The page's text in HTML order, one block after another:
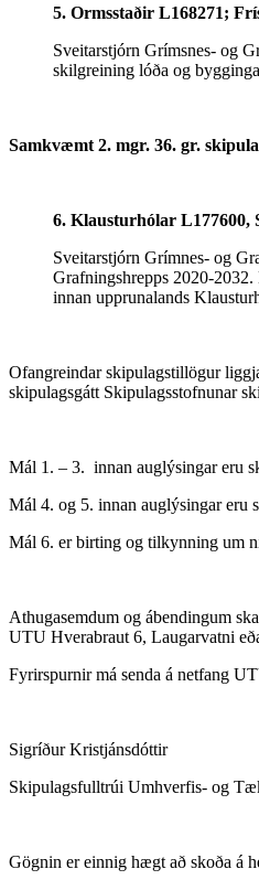
5. Ormsstaðir L168271;
Sveitarstjórn Grímsnes- og
skilgreining lóða og
Samkvæmt 2. mgr. 36. gr.
6. Klausturhólar L177600,
Sveitarstjórn Grímnes- og
Grafningshrepps 2020-
innan upprunalands
Ofangreindar skipulagstillögur
skipulagsgátt Skipulagsstofnunar
Mál 1. – 3. innan auglýsingar eru
Mál 4. og 5. innan auglýsingar eru
Mál 6. er birting og tilkynning um
Athugasemdum og ábendingum
UTU Hverabraut 6, Laugarvatni
Fyrirspurnir má senda á netfang
Sigríður Kristjánsdóttir
Skipulagsfulltrúi Umhverfis- og
Gögnin er einnig hægt að skoða á